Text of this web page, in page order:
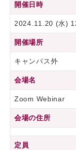
開催日時
2024.11.20 (水)
開催場所
キャンパス外
会場名
Zoom Webinar
会場の住所
定員